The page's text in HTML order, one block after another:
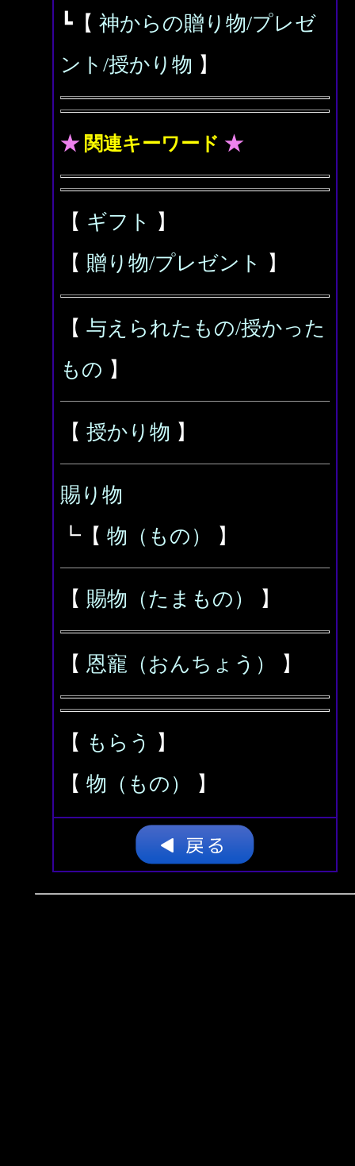
┗【 神からの贈り物/プレゼ
ント/授かり物 】
★ 関連キーワード ★
【 ギフト
】
【 贈り物/プレゼント 】
【 与えられたもの/授かった
もの 】
【 授かり物 】
賜り物
┗【 物（もの） 】
【 賜物（たまもの） 】
【 恩寵（おんちょう） 】
【 もらう
】
【 物（もの） 】